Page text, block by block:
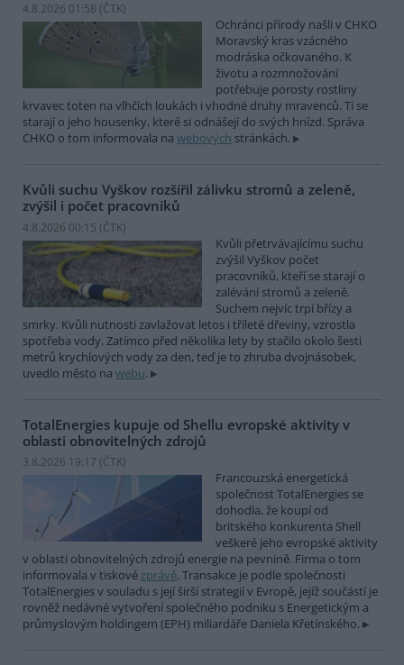
4.8.2026 01:58 (ČTK)
Ochránci přírody našli v CHKO
Moravský kras vzácného
modráska očkovaného. K
životu a rozmnožování
potřebuje porosty rostliny
krvavec toten na vlhčích loukách i vhodné druhy mravenců. Ti se
starají o jeho housenky, které si odnášejí do svých hnízd. Správa
CHKO o tom informovala na webových stránkách.
Kvůli suchu Vyškov rozšířil zálivku stromů a zeleně,
zvýšil i počet pracovníků
4.8.2026 00:15 (ČTK)
Kvůli přetrvávajícímu suchu
zvýšil Vyškov počet
pracovníků, kteří se starají o
zalévání stromů a zeleně.
Suchem nejvíc trpí břízy a
smrky. Kvůli nutnosti zavlažovat letos i tříleté dřeviny, vzrostla
spotřeba vody. Zatímco před několika lety by stačilo okolo šesti
metrů krychlových vody za den, teď je to zhruba dvojnásobek,
uvedlo město na webu.
TotalEnergies kupuje od Shellu evropské aktivity v
oblasti obnovitelných zdrojů
3.8.2026 19:17 (ČTK)
Francouzská energetická
společnost TotalEnergies se
dohodla, že koupí od
britského konkurenta Shell
veškeré jeho evropské aktivity
v oblasti obnovitelných zdrojů energie na pevnině. Firma o tom
informovala v tiskovézprávě. Transakce je podle společnosti
TotalEnergies v souladu s její širší strategií v Evropě, jejíž součástí je
rovněž nedávné vytvoření společného podniku s Energetickým a
průmyslovým holdingem (EPH) miliardáře Daniela Křetínského.